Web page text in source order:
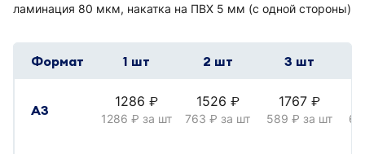
ламинация 80 мкм, накатка на ПВХ 5 мм (с одной стороны)
Формат 1 шт 2 шт 3 шт
А3
1286 руб.
1286 руб. за шт
1526 руб.
763 руб. за шт
1767 руб.
589 руб. за шт